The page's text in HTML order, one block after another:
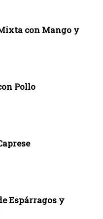
con Mango y
Pollo
Espárragos y